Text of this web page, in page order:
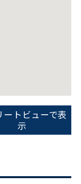
す
ートビューで表
示